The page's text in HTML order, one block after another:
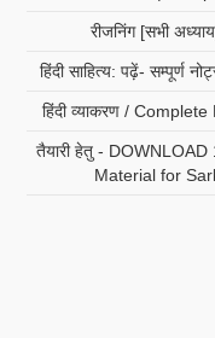
रीजनिंग [सभी
हिंदी साहित्य: पढ़ें- सम्पूर्ण
हिंदी व्याकरण /
तैयारी हेतु -
Material for